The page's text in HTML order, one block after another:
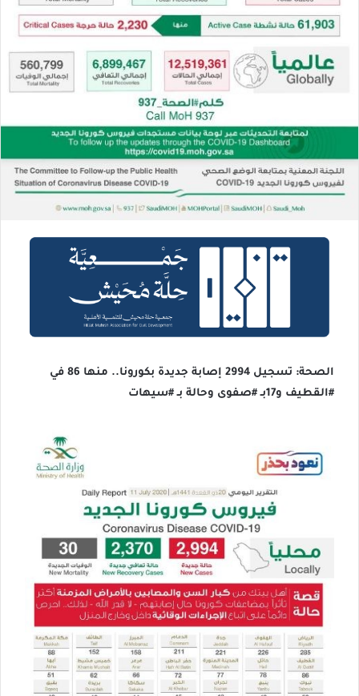
الصحة: تسجيل 2994 إصابة جديدة بكورونا.. منها 86 في
#القطيف و17بـ #صفوى وحالة بـ #سيهات